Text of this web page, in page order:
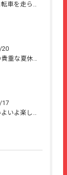
暑い中、自転車を走らせて、または、ご家族のご協力のもと、夏休...
20
残り42日の貴重な夏休みを、
17
明日からいよいよ楽しい夏休みが始まりますね🌻